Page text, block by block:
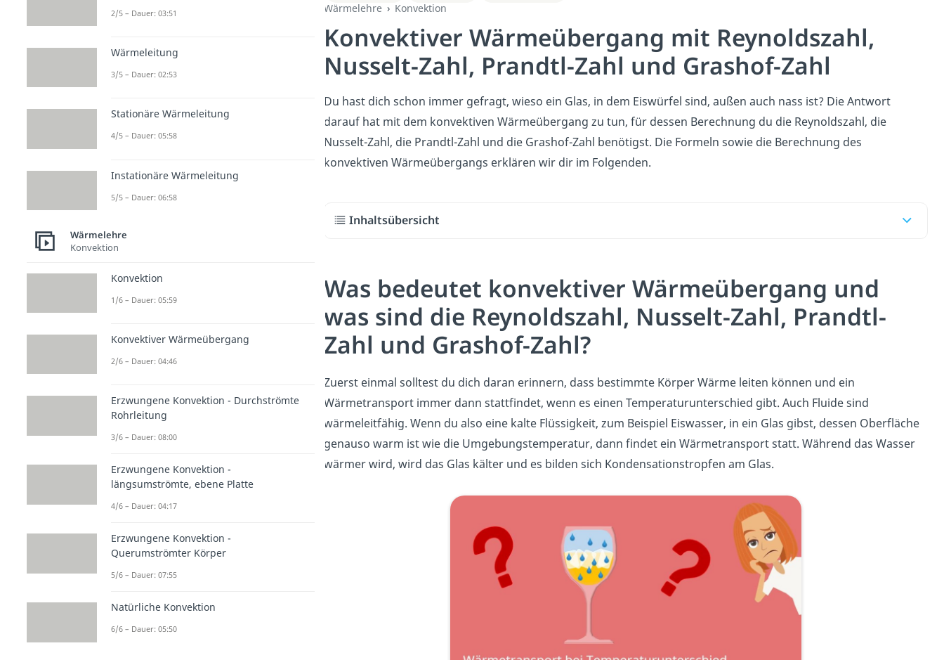
Wärmelehre
Konvektion
Konvektiver Wärmeübergang mit Reynoldszahl,
Nusselt-Zahl, Prandtl-Zahl und Grashof-Zahl
Du hast dich schon immer gefragt, wieso ein Glas, in dem Eiswürfel sind, außen auch nass ist? Die Antwort
darauf hat mit dem konvektiven Wärmeübergang zu tun, für dessen Berechnung du die Reynoldszahl, die
Nusselt-Zahl, die Prandtl-Zahl und die Grashof-Zahl benötigst. Die Formeln sowie die Berechnung des
konvektiven Wärmeübergangs erklären wir dir im Folgenden.
Inhaltsübersicht
Was bedeutet konvektiver Wärmeübergang und
was sind die Reynoldszahl, Nusselt-Zahl, Prandtl-
Zahl und Grashof-Zahl?
Zuerst einmal solltest du dich daran erinnern, dass bestimmte Körper Wärme leiten können und ein
Wärmetransport immer dann stattfindet, wenn es einen Temperaturunterschied gibt. Auch Fluide sind
wärmeleitfähig. Wenn du also eine kalte Flüssigkeit, zum Beispiel Eiswasser, in ein Glas gibst, dessen Oberfläche
genauso warm ist wie die Umgebungstemperatur, dann findet ein Wärmetransport statt. Während das Wasser
wärmer wird, wird das Glas kälter und es bilden sich Kondensationstropfen am Glas.
2/5 – Dauer: 03:51
Wärmeleitung
3/5 – Dauer: 02:53
Stationäre Wärmeleitung
4/5 – Dauer: 05:58
Instationäre Wärmeleitung
5/5 – Dauer: 06:58
Wärmelehre
Konvektion
Konvektion
1/6 – Dauer: 05:59
Konvektiver Wärmeübergang
2/6 – Dauer: 04:46
Erzwungene Konvektion - Durchströmte
Rohrleitung
3/6 – Dauer: 08:00
Erzwungene Konvektion -
längsumströmte, ebene Platte
4/6 – Dauer: 04:17
Erzwungene Konvektion -
Querumströmter Körper
5/6 – Dauer: 07:55
Natürliche Konvektion
6/6 – Dauer: 05:50